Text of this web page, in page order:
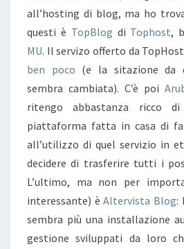
all’hosting di blog, ma ho
questi è TopBlog di Tophost,
MU. Il servizo offerto da
ben poco (e la sitazione da
sembra cambiata). C’è poi
ritengo abbastanza ricco
piattaforma fatta in casa di
all’utilizzo di quel servizio in
decidere di trasferire tutti i
L’ultimo, ma non per
interessante) èAltervista Blog:
sembra più una installazione
gestione sviluppati da loro